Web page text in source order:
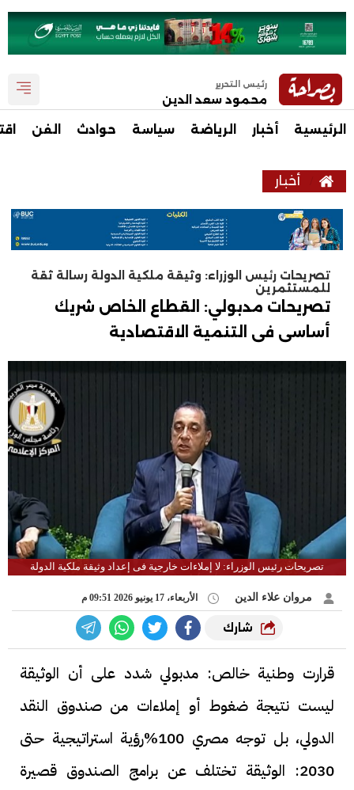
رئيس التحرير
محمود سعد الدين
الرئيسية أخبار الرياضة سياسة حوادث الفن
أخبار
تصريحات رئيس الوزراء: وثيقة ملكية الدولة رسالة ثقة
للمستثمرين
تصريحات مدبولي: القطاع الخاص شريك
أساسى فى التنمية الاقتصادية
تصريحات رئيس الوزراء: لا إملاءات خارجية فى إعداد وثيقة ملكية الدولة
مروان علاء الدين الأربعاء، 17 يونيو 2026 09:51 م
شارك
قرارت وطنية خالص: مدبولي شدد على أن الوثيقة
ليست نتيجة ضغوط أو إملاءات من صندوق النقد
الدولي، بل توجه مصري 100%رؤية استراتيجية حتى
2030: الوثيقة تختلف عن برامج الصندوق قصيرة